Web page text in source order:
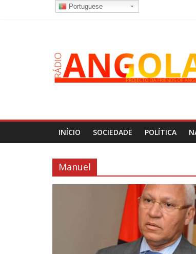
INÍCIO SOCIEDADE POLÍTICA
Manuel
Portuguese